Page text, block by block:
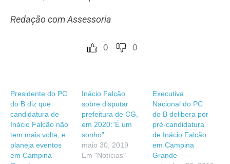
Redação com Assessoria
0 0
Presidente do PC
do B diz que
candidatura de
Inácio Falcão não
tem mais volta, e
planeja eventos
em Campina
Inácio Falcão
sobre disputar
prefeitura de CG,
em 2020:”É um
sonho”
maio 30, 2019
Em "Notícias"
Executiva
Nacional do PC
do B delibera por
pré-candidatura
de Inácio Falcão
em Campina
Grande